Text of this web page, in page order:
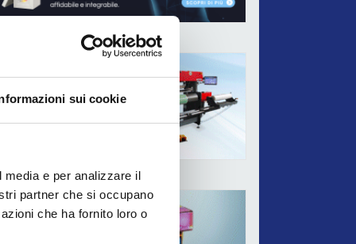
sui cookie
e per analizzare il
partner che si occupano
che ha fornito loro o
ADV
ADV